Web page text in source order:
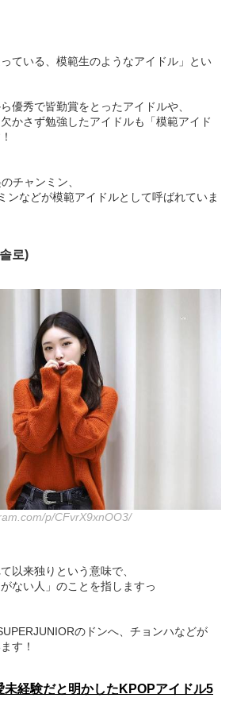
っている、模範生のようなアイドル」とい
優秀で皆勤賞をとったアイドルや、
かさず勉強したアイドルも「模範アイド
チャンミン、
ンなどが模範アイドルとして呼ばれていま
로)
p/CFvrX9xnOO3/
以来独りという意味で、
ない人」のことを指しますっ
のドンへ、チョンハなどが
す！
未経験だと明かしたKPOPアイドル5